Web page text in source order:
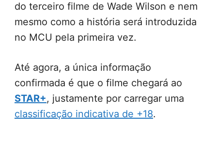
do terceiro filme de Wade Wilson e nem
mesmo como a história será introduzida
no MCU pela primeira vez.
Até agora, a única informação
confirmada é que o filme chegará ao
STAR+, justamente por carregar uma
classificação indicativa de +18.